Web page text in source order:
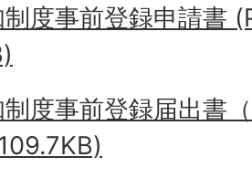
度事前登録申請書
度事前登録届出書